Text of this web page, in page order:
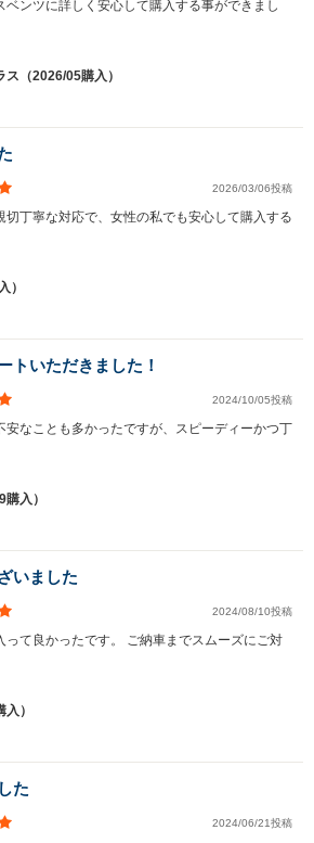
ベンツに詳しく安心して購入する事ができまし
（2026/05購入）
2026/03/06投稿
切丁寧な対応で、女性の私でも安心して購入する
）
トいただきました！
2024/10/05投稿
安なことも多かったですが、スピーディーかつ丁
入）
いました
2024/08/10投稿
って良かったです。 ご納車までスムーズにご対
）
た
2024/06/21投稿